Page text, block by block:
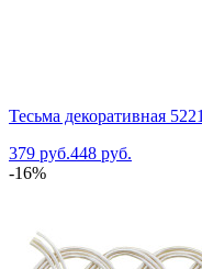
Тесьма декоративная
379 руб.448 руб.
-16%